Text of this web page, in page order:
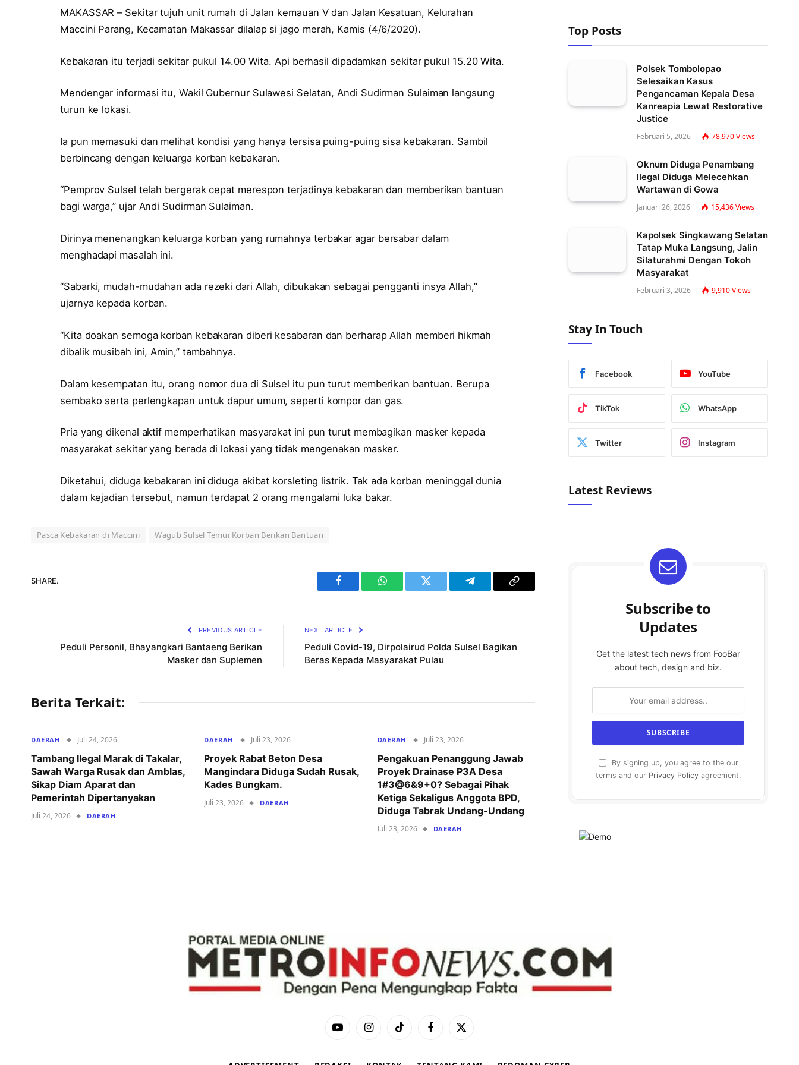
MAKASSAR – Sekitar tujuh unit rumah di Jalan kemauan V dan Jalan Kesatuan, Kelurahan
Maccini Parang, Kecamatan Makassar dilalap si jago merah, Kamis (4/6/2020).
Kebakaran itu terjadi sekitar pukul 14.00 Wita. Api berhasil dipadamkan sekitar pukul 15.20 Wita.
Mendengar informasi itu, Wakil Gubernur Sulawesi Selatan, Andi Sudirman Sulaiman langsung
turun ke lokasi.
Ia pun memasuki dan melihat kondisi yang hanya tersisa puing-puing sisa kebakaran. Sambil
berbincang dengan keluarga korban kebakaran.
“Pemprov Sulsel telah bergerak cepat merespon terjadinya kebakaran dan memberikan bantuan
bagi warga,” ujar Andi Sudirman Sulaiman.
Dirinya menenangkan keluarga korban yang rumahnya terbakar agar bersabar dalam
menghadapi masalah ini.
“Sabarki, mudah-mudahan ada rezeki dari Allah, dibukakan sebagai pengganti insya Allah,”
ujarnya kepada korban.
“Kita doakan semoga korban kebakaran diberi kesabaran dan berharap Allah memberi hikmah
dibalik musibah ini, Amin,” tambahnya.
Dalam kesempatan itu, orang nomor dua di Sulsel itu pun turut memberikan bantuan. Berupa
sembako serta perlengkapan untuk dapur umum, seperti kompor dan gas.
Pria yang dikenal aktif memperhatikan masyarakat ini pun turut membagikan masker kepada
masyarakat sekitar yang berada di lokasi yang tidak mengenakan masker.
Diketahui, diduga kebakaran ini diduga akibat korsleting listrik. Tak ada korban meninggal dunia
dalam kejadian tersebut, namun terdapat 2 orang mengalami luka bakar.
Pasca Kebakaran di Maccini Wagub Sulsel Temui Korban Berikan Bantuan
SHARE.
Facebook WhatsAppTwitter Telegram Copy
PREVIOUS ARTICLE
Peduli Personil, Bhayangkari Bantaeng Berikan
Masker dan Suplemen
NEXT ARTICLE
Peduli Covid-19, Dirpolairud Polda Sulsel Bagikan
Beras Kepada Masyarakat Pulau
Berita Terkait:
DAERAH Juli 24, 2026
Tambang Ilegal Marak di Takalar,
Sawah Warga Rusak dan Amblas,
Sikap Diam Aparat dan
Pemerintah Dipertanyakan
Juli 24, 2026 DAERAH
DAERAH Juli 23, 2026
Proyek Rabat Beton Desa
Mangindara Diduga Sudah Rusak,
Kades Bungkam.
Juli 23, 2026 DAERAH
DAERAH Juli 23, 2026
Pengakuan Penanggung Jawab
Proyek Drainase P3A Desa
1#3@6&9+0? Sebagai Pihak
Ketiga Sekaligus Anggota BPD,
Diduga Tabrak Undang-Undang
Juli 23, 2026 DAERAH
Top Posts
Polsek Tombolopao
Selesaikan Kasus
Pengancaman Kepala Desa
Kanreapia Lewat Restorative
Justice
Februari 5, 2026 78,970Views
Oknum Diduga Penambang
Ilegal Diduga Melecehkan
Wartawan di Gowa
Januari 26, 2026 15,436Views
Kapolsek Singkawang Selatan
Tatap Muka Langsung, Jalin
Silaturahmi Dengan Tokoh
Masyarakat
Februari 3, 2026 9,910Views
Stay In Touch
Facebook YouTube
TikTok WhatsApp
Twitter Instagram
Latest Reviews
Subscribe to
Updates
Get the latest tech news from FooBar
about tech, design and biz.
By signing up, you agree to the our
terms and our Privacy Policy agreement.
YouTubeInstagramTikTok Facebook
X